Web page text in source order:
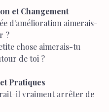
et Changement
d'amélioration aimerais-
?
chose aimerais-tu
de toi ?
Pratiques
il vraiment arrêter de